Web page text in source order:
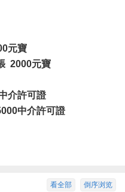
元寶
2000元寶
介許可證
中介許可證
倒序浏览
看全部